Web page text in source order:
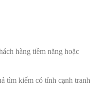
hàng tiềm năng hoặc
tìm kiếm có tính cạnh tranh